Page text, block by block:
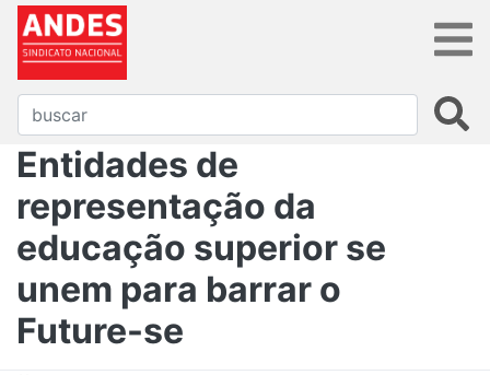
Entidades de
representação da
educação superior se
unem para barrar o
Future-se